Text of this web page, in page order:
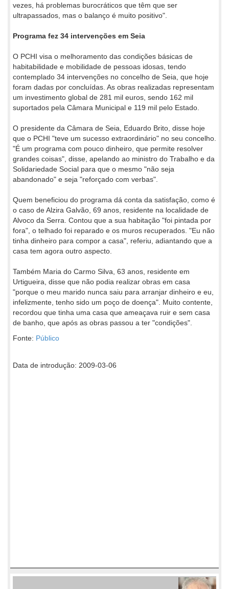
vezes, há problemas burocráticos que têm que ser
ultrapassados, mas o balanço é muito positivo".
Programa fez 34 intervenções em Seia
O PCHI visa o melhoramento das condições básicas de
habitabilidade e mobilidade de pessoas idosas, tendo
contemplado 34 intervenções no concelho de Seia, que hoje
foram dadas por concluídas. As obras realizadas representam
um investimento global de 281 mil euros, sendo 162 mil
suportados pela Câmara Municipal e 119 mil pelo Estado.
O presidente da Câmara de Seia, Eduardo Brito, disse hoje
que o PCHI "teve um sucesso extraordinário" no seu concelho.
"É um programa com pouco dinheiro, que permite resolver
grandes coisas", disse, apelando ao ministro do Trabalho e da
Solidariedade Social para que o mesmo "não seja
abandonado" e seja "reforçado com verbas".
Quem beneficiou do programa dá conta da satisfação, como é
o caso de Alzira Galvão, 69 anos, residente na localidade de
Alvoco da Serra. Contou que a sua habitação "foi pintada por
fora", o telhado foi reparado e os muros recuperados. "Eu não
tinha dinheiro para compor a casa", referiu, adiantando que a
casa tem agora outro aspecto.
Também Maria do Carmo Silva, 63 anos, residente em
Urtigueira, disse que não podia realizar obras em casa
"porque o meu marido nunca saiu para arranjar dinheiro e eu,
infelizmente, tenho sido um poço de doença". Muito contente,
recordou que tinha uma casa que ameaçava ruir e sem casa
de banho, que após as obras passou a ter "condições".
Fonte: Público
Data de introdução: 2009-03-06